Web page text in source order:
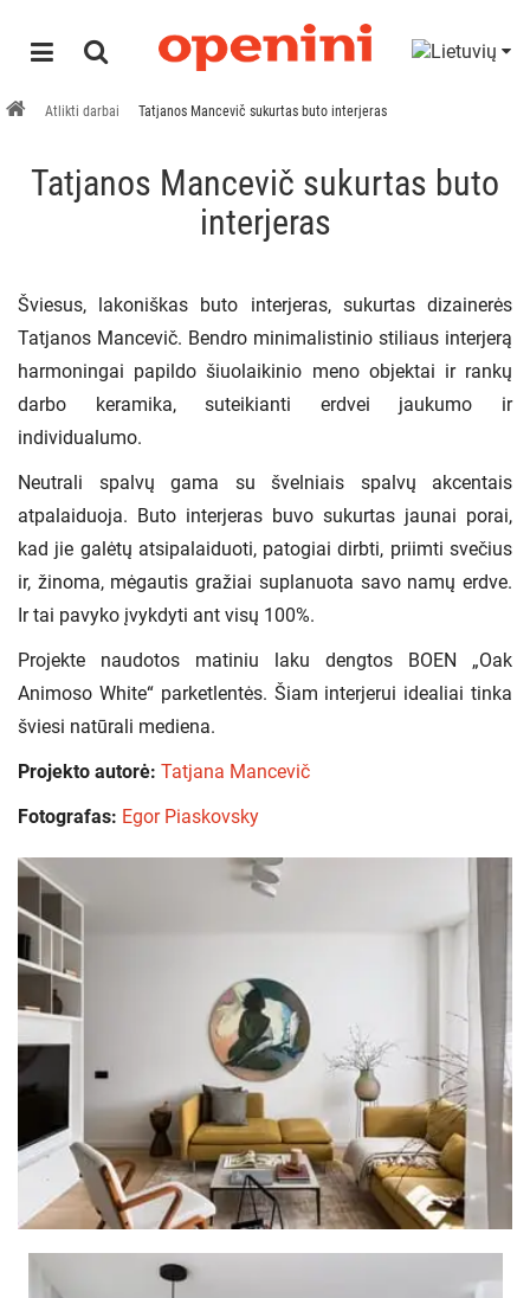
Atlikti darbai Tatjanos Mancevič sukurtas buto interjeras
Tatjanos Mancevič sukurtas buto
interjeras
Šviesus, lakoniškas buto interjeras, sukurtas dizainerės
Tatjanos Mancevič. Bendro minimalistinio stiliaus interjerą
harmoningai papildo šiuolaikinio meno objektai ir rankų
darbo keramika, suteikianti erdvei jaukumo ir
individualumo.
Neutrali spalvų gama su švelniais spalvų akcentais
atpalaiduoja. Buto interjeras buvo sukurtas jaunai porai,
kad jie galėtų atsipalaiduoti, patogiai dirbti, priimti svečius
ir, žinoma, mėgautis gražiai suplanuota savo namų erdve.
Ir tai pavyko įvykdyti ant visų 100%.
Projekte naudotos matiniu laku dengtos BOEN „Oak
Animoso White“ parketlentės. Šiam interjerui idealiai tinka
šviesi natūrali mediena.
Projekto autorė: Tatjana Mancevič
Fotografas: Egor Piaskovsky